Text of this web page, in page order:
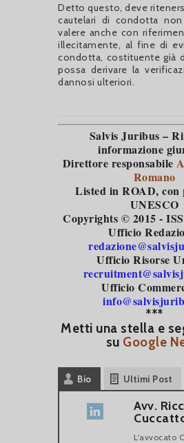
Detto questo, deve
cautelari di condotta
valere anche con
illecitamente, al fine di
condotta, costituente già
possa derivare la
dannosi ulteriori.
Salvis Juribus –
informazione
Direttore responsabile
Romano
Listed in ROAD, con
UNESCO
Copyrights © 2015 -
Ufficio
Ufficio Risorse
Ufficio
***
Metti una stella e
su Google
Bio Ultimi Post
Avv.
L'avvocato